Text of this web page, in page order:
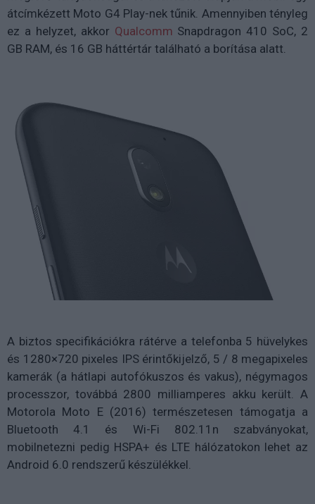
átcímkézett Moto G4 Play-nek tűnik. Amennyiben tényleg
ez a helyzet, akkor Qualcomm Snapdragon 410 SoC, 2
GB RAM, és 16 GB háttértár található a borítása alatt.
A biztos specifikációkra rátérve a telefonba 5 hüvelykes
és 1280×720 pixeles IPS érintőkijelző, 5 / 8 megapixeles
kamerák (a hátlapi autofókuszos és vakus), négymagos
processzor, továbbá 2800 milliamperes akku került. A
Motorola Moto E (2016) természetesen támogatja a
Bluetooth 4.1 és Wi-Fi 802.11n szabványokat,
mobilnetezni pedig HSPA+ és LTE hálózatokon lehet az
Android 6.0 rendszerű készülékkel.